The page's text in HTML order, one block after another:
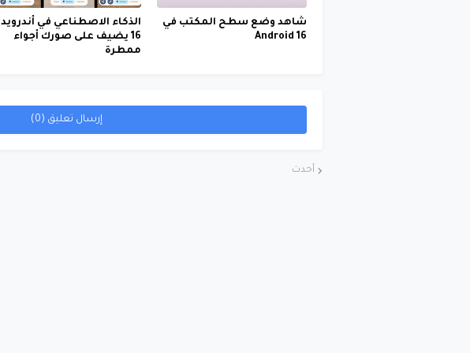
شاهد وضع سطح المكتب في
Android 16
الذكاء الاصطناعي في أندرويد
16 يضيف على صورك أجواء
ممطرة
إرسال تعليق (0)
أحدث